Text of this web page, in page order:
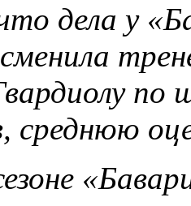
дела у
среднюю